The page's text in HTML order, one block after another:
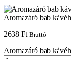
Aromazáró bab
2638 Ft Bruttó
Aromazáró bab